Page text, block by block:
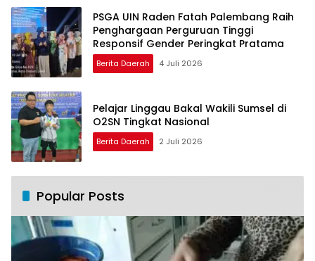
PSGA UIN Raden Fatah Palembang Raih
Penghargaan Perguruan Tinggi
Responsif Gender Peringkat Pratama
Berita Daerah 4 Juli 2026
Pelajar Linggau Bakal Wakili Sumsel di
O2SN Tingkat Nasional
Berita Daerah 2 Juli 2026
Popular Posts